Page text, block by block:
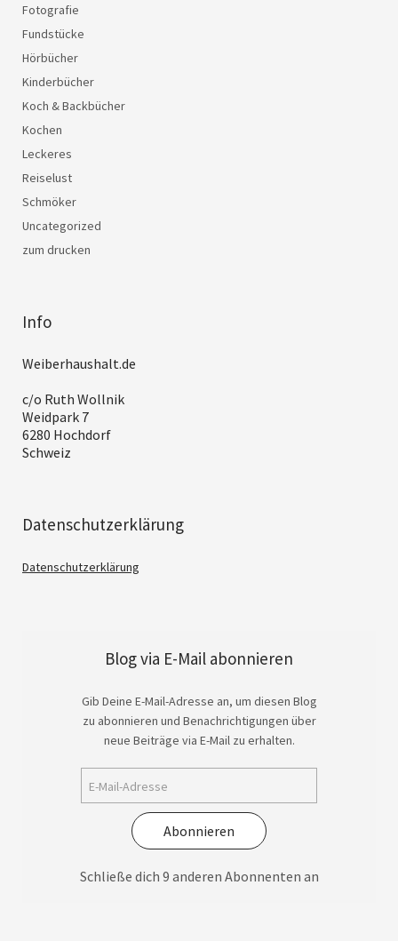
Fotografie
Fundstücke
Hörbücher
Kinderbücher
Koch & Backbücher
Kochen
Leckeres
Reiselust
Schmöker
Uncategorized
zum drucken
Info
Weiberhaushalt.de
c/o Ruth Wollnik
Weidpark 7
6280 Hochdorf
Schweiz
Datenschutzerklärung
Datenschutzerklärung
Blog via E-Mail abonnieren
Gib Deine E-Mail-Adresse an, um diesen Blog
zu abonnieren und Benachrichtigungen über
neue Beiträge via E-Mail zu erhalten.
Abonnieren
Schließe dich 9 anderen Abonnenten an